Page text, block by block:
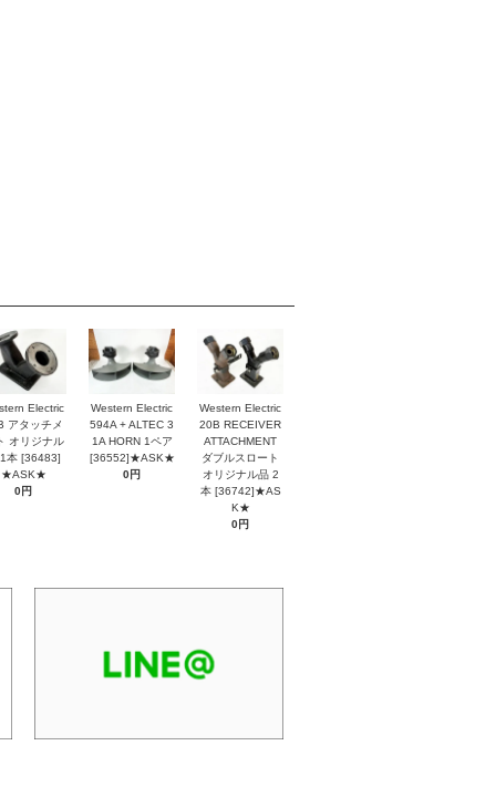
Electric
アタッチメ
オリジナル
本 [36483]
★ASK★
0円
Western Electric
594A + ALTEC 3
1A HORN 1ペア
[36552]★ASK★
0円
Western Electric
20B RECEIVER
ATTACHMENT
ダブルスロート
オリジナル品 2
本 [36742]★AS
K★
0円